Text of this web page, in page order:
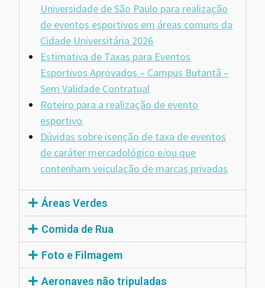
Universidade de São Paulo para realização
de eventos esportivos em áreas comuns da
Cidade Universitária 2026
Estimativa de Taxas para Eventos
Esportivos Aprovados – Campus Butantã –
Sem Validade Contratual
Roteiro para a realização de evento
esportivo
Dúvidas sobre isenção de taxa de eventos
de caráter mercadológico e/ou que
contenham veiculação de marcas privadas
Áreas Verdes
Comida de Rua
Foto e Filmagem
Aeronaves não tripuladas